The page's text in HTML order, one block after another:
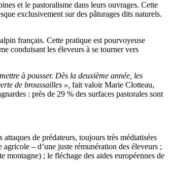
et le pastoralisme dans leurs ouvrages. Cette
exclusivement sur des pâturages dits naturels.
français. Cette pratique est pourvoyeuse
conduisant les éleveurs à se tourner vers
à pousser. Dès la deuxième année, les
de broussailles », fait valoir Marie Clotteau,
: près de 29 % des surfaces pastorales sont
de prédateurs, toujours très médiatisées
– d’une juste rémunération des éleveurs ;
montagne) ; le fléchage des aides européennes de